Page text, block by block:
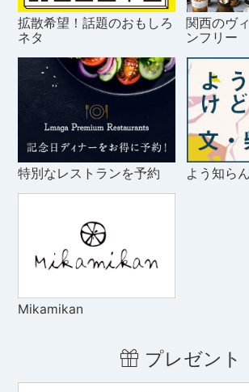
拡散希望！話題のおもしろ
ネタ
関西のヴ
ンフリー
特別なレストランを予約 よう知ら
Mikamikan
プレゼント